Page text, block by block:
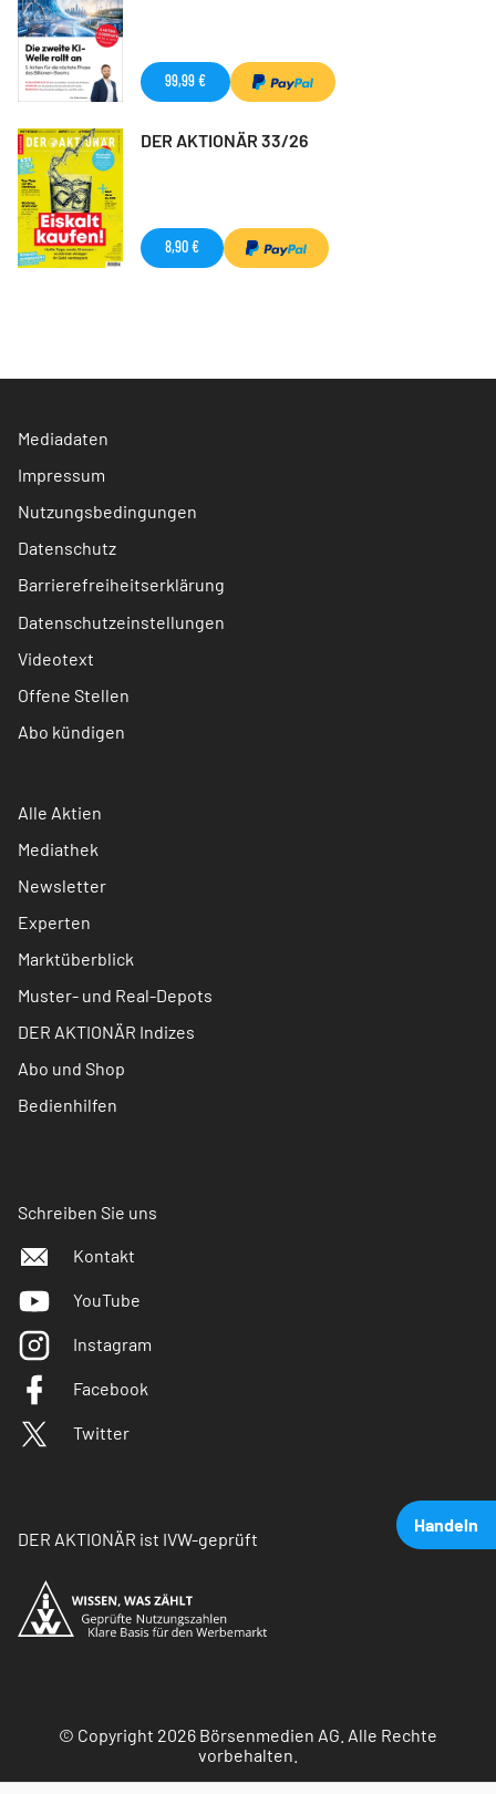
Handeln
99,99 €
DER AKTIONÄR 33/26
8,90 €
Mediadaten
Impressum
Nutzungsbedingungen
Datenschutz
Barrierefreiheitserklärung
Datenschutzeinstellungen
Videotext
Offene Stellen
Abo kündigen
Alle Aktien
Mediathek
Newsletter
Experten
Marktüberblick
Muster- und Real-Depots
DER AKTIONÄR Indizes
Abo und Shop
Bedienhilfen
Schreiben Sie uns
Kontakt
YouTube
Instagram
Facebook
Twitter
DER AKTIONÄR ist IVW-geprüft
© Copyright 2026 Börsenmedien AG. Alle Rechte
vorbehalten.